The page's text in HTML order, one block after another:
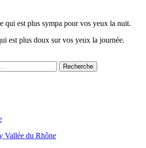
qui est plus sympa pour vos yeux la nuit.
est plus doux sur vos yeux la journée.
Recherche